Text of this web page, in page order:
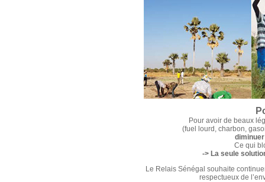
Pour avoir de beaux
(fuel lourd, charbon,
Ce qui
-> La seule
Le Relais Sénégal souhaite
respectueux de